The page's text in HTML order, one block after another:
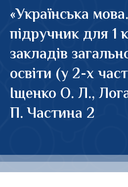
«Українська
підручник для 1
закладів
освіти (у 2-х
Іщенко О. Л.,
П. Частина 2